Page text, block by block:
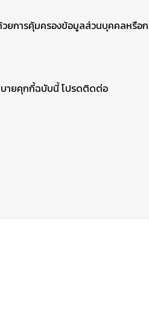
ยการคุ้มครองข้อมูลส่วนบุคคลหรือ
บายคุกกี้ฉบับนี้ โปรดติดต่อ